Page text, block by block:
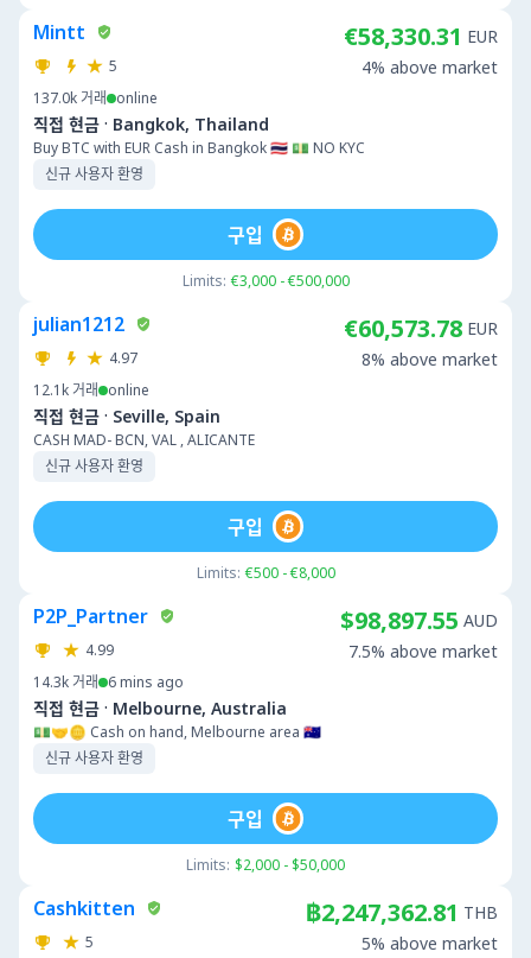
Mintt
5
137.0k 거래 online
직접 현금 · Bangkok, Thailand
Buy BTC with EUR Cash in Bangkok 🇹🇭 💵 NO KYC
신규 사용자 환영
€58,330.31 EUR
4% above market
Limits: €3,000 - €500,000
구입
julian1212
4.97
12.1k 거래 online
직접 현금 · Seville, Spain
CASH MAD- BCN, VAL , ALICANTE
신규 사용자 환영
€60,573.78 EUR
8% above market
Limits: €500 - €8,000
구입
P2P_Partner
4.99
14.3k 거래 6 mins ago
직접 현금 · Melbourne, Australia
💵🤝🪙 Cash on hand, Melbourne area 🇦🇺
신규 사용자 환영
$98,897.55 AUD
7.5% above market
Limits: $2,000 - $50,000
구입
Cashkitten
5
฿2,247,362.81 THB
5% above market